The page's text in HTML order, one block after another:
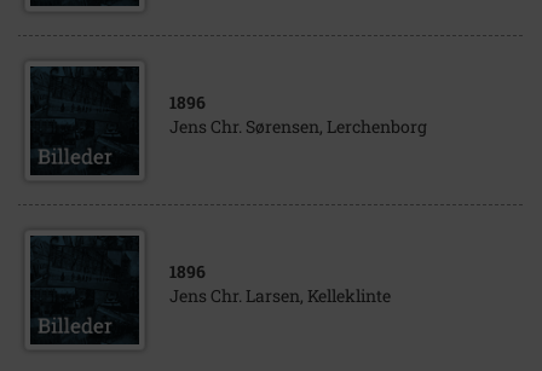
1896
Jens Chr. Sørensen, Lerchenborg
1896
Jens Chr. Larsen, Kelleklinte